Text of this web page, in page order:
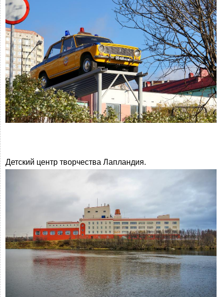
Детский центр творчества Лапландия.